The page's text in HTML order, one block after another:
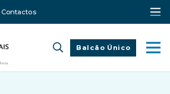
Contactos
Balcão Único